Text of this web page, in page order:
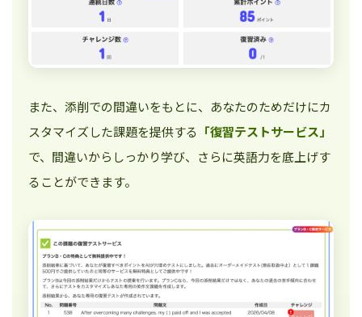
また、添削での間違いをもとに、あなたのためだけにカ
スタマイズした課題を提供する 「復習テストサービス」
で、間違いからしっかり学び、さらに英語力を底上げす
ることができます。